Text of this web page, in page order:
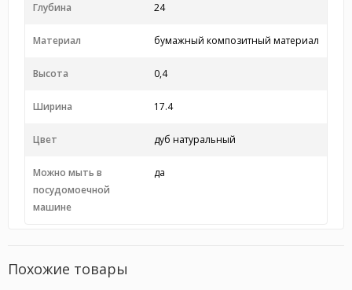
Глубина 24
Материал бумажный композитный материал
Высота 0,4
Ширина 17.4
Цвет дуб натуральный
Можно мыть в
посудомоечной
машине
да
Похожие товары